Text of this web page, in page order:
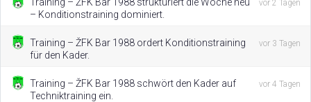
– Konditionstraining dominiert.
vor 2 Tagen
Training – ŽFK Bar 1988 ordert Konditionstraining
für den Kader.
vor 3 Tagen
Training – ŽFK Bar 1988 schwört den Kader auf
Techniktraining ein.
vor 4 Tagen